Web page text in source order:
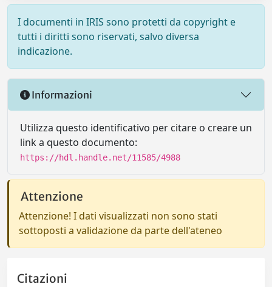
I documenti in IRIS sono protetti da copyright e
tutti i diritti sono riservati, salvo diversa
indicazione.
Informazioni
Utilizza questo identificativo per citare o creare un
link a questo documento:
https://hdl.handle.net/11585/4988
Attenzione
Attenzione! I dati visualizzati non sono stati
sottoposti a validazione da parte dell'ateneo
Citazioni